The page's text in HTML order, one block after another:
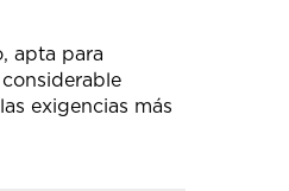
apta para
exigencias más